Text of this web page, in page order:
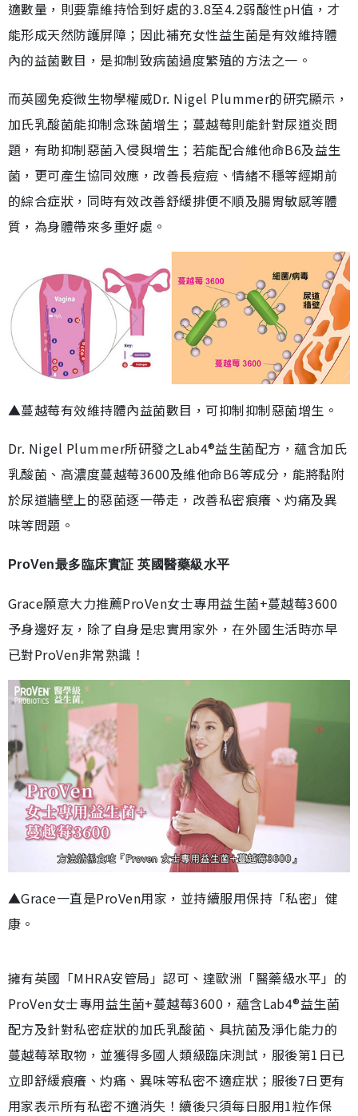
適數量，則要靠維持恰到好處的3.8至4.2弱酸性pH值，才
能形成天然防護屏障；因此補充女性益生菌是有效維持體
內的益菌數目，是抑制致病菌過度繁殖的方法之一。
而英國免疫微生物學權威Dr. Nigel Plummer的研究顯示，
加氏乳酸菌能抑制念珠菌增生；蔓越莓則能針對尿道炎問
題，有助抑制惡菌入侵與增生；若能配合維他命B6及益生
菌，更可產生協同效應，改善長痘痘、情緒不穩等經期前
的綜合症狀，同時有效改善舒緩排便不順及腸胃敏感等體
質，為身體帶來多重好處。
▲蔓越莓有效維持體內益菌數目，可抑制抑制惡菌增生。
Dr. Nigel Plummer所研發之Lab4®益生菌配方，蘊含加氏
乳酸菌、高濃度蔓越莓3600及維他命B6等成分，能將黏附
於尿道牆壁上的惡菌逐一帶走，改善私密痕癢、灼痛及異
味等問題。
ProVen最多臨床實証 英國醫藥級水平
Grace願意大力推薦ProVen女士專用益生菌+蔓越莓3600
予身邊好友，除了自身是忠實用家外，在外國生活時亦早
已對ProVen非常熟識！
▲Grace一直是ProVen用家，並持續服用保持「私密」健
康。
擁有英國「MHRA安管局」認可、達歐洲「醫藥級水平」的
ProVen女士專用益生菌+蔓越莓3600，蘊含Lab4®益生菌
配方及針對私密症狀的加氏乳酸菌、具抗菌及淨化能力的
蔓越莓萃取物，並獲得多國人類級臨床測試，服後第1日已
立即舒緩痕癢、灼痛、異味等私密不適症狀；服後7日更有
用家表示所有私密不適消失！續後只須每日服用1粒作保